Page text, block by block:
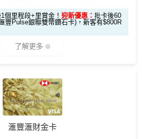
$1,000「獎賞
錢」 (相等於1
0,000里)
$200「獎賞
錢」 (相等於2,
日內完成累積簽賬滿
：於合資格信用卡批核日起計之過去1
豐個人信用卡基本卡。 迎新條款：
里賞金❗️（由里先生派出🎯38新會員額
可兌換FPS轉數快回贈！詳情
全新信用卡客
戶
$600「獎賞
1個里程段+里賞金！ 迎新優惠： 批卡後60
豐Pulse銀聯雙幣鑽石卡)，新客有$800R
了解更多
「最紅自主獎賞
Pulse鑽石卡迎新
請網址：MrMiles.hk/hsbc-unionpay-a
滙豐滙財金卡